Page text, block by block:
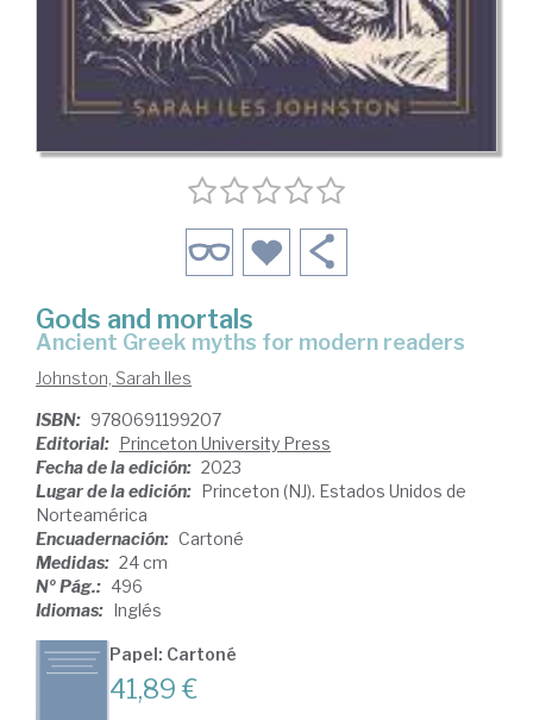
Gods and mortals
ancient Greek myths for modern readers
Johnston, Sarah Iles
ISBN: 9780691199207
Editorial: Princeton University Press
Fecha de la edición: 2023
Lugar de la edición: Princeton (NJ). Estados Unidos de
Norteamérica
Encuadernación: Cartoné
Medidas: 24 cm
Nº Pág.: 496
Idiomas: Inglés
Papel: Cartoné
41,89 €